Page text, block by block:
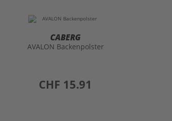
CABERG
AVALON Backenpolster
preis
CHF 15.91